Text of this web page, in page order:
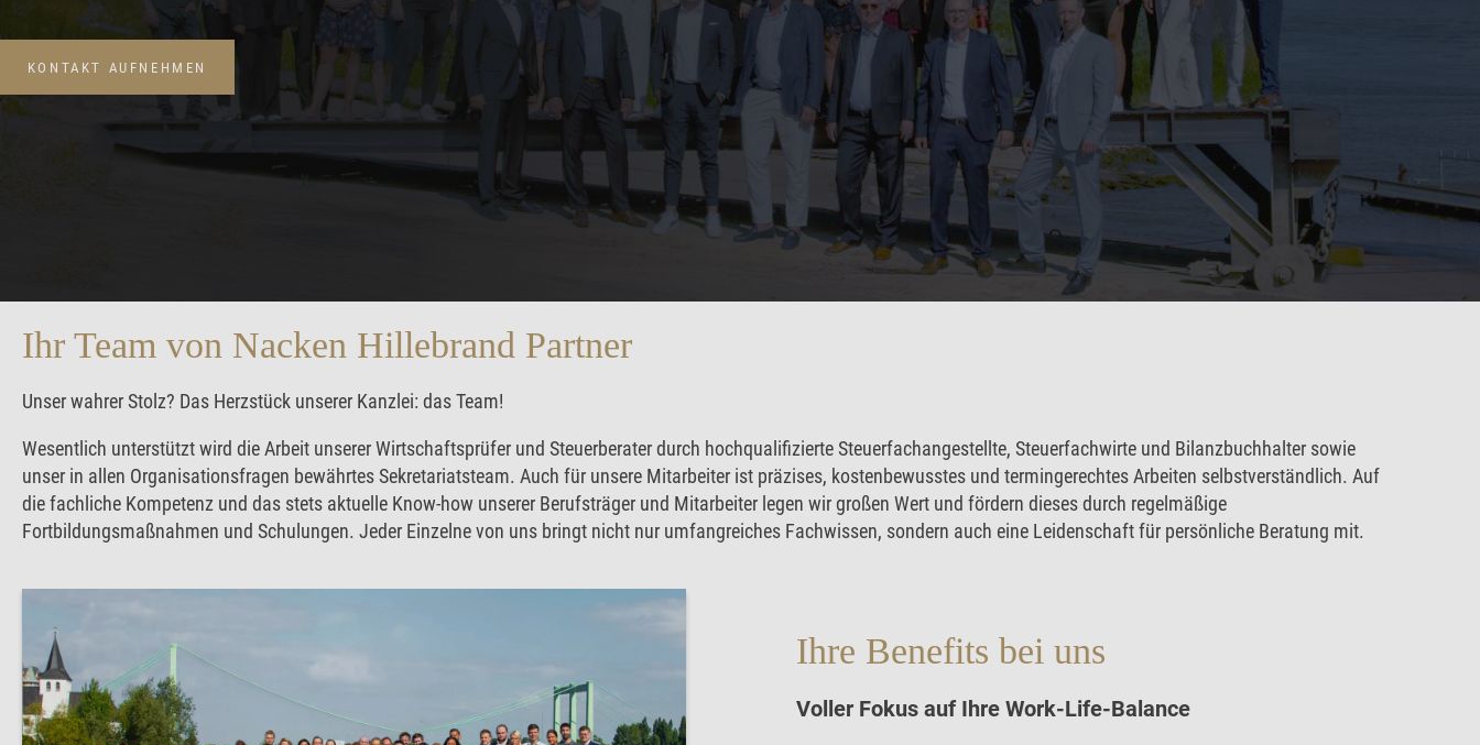
KONTAKT AUFNEHMEN
Ihr Team von Nacken Hillebrand Partner
Unser wahrer Stolz? Das Herzstück unserer Kanzlei: das Team!
Wesentlich unterstützt wird die Arbeit unserer Wirtschaftsprüfer und Steuerberater durch hochqualifizierte Steuerfachangestellte, Steuerfachwirte und Bilanzbuchhalter sowie
unser in allen Organisationsfragen bewährtes Sekretariatsteam. Auch für unsere Mitarbeiter ist präzises, kostenbewusstes und termingerechtes Arbeiten selbstverständlich. Auf
die fachliche Kompetenz und das stets aktuelle Know-how unserer Berufsträger und Mitarbeiter legen wir großen Wert und fördern dieses durch regelmäßige
Fortbildungsmaßnahmen und Schulungen. Jeder Einzelne von uns bringt nicht nur umfangreiches Fachwissen, sondern auch eine Leidenschaft für persönliche Beratung mit.
Ihre Benefits bei uns
Voller Fokus auf Ihre Work-Life-Balance